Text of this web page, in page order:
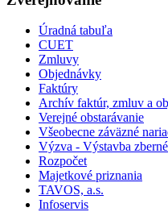
Úradná tabuľa
CUET
Zmluvy
Objednávky
Faktúry
Archív faktúr, zmluv a
Verejné obstarávanie
Všeobecne záväzné
Výzva - Výstavba
Rozpočet
Majetkové priznania
TAVOS, a.s.
Infoservis